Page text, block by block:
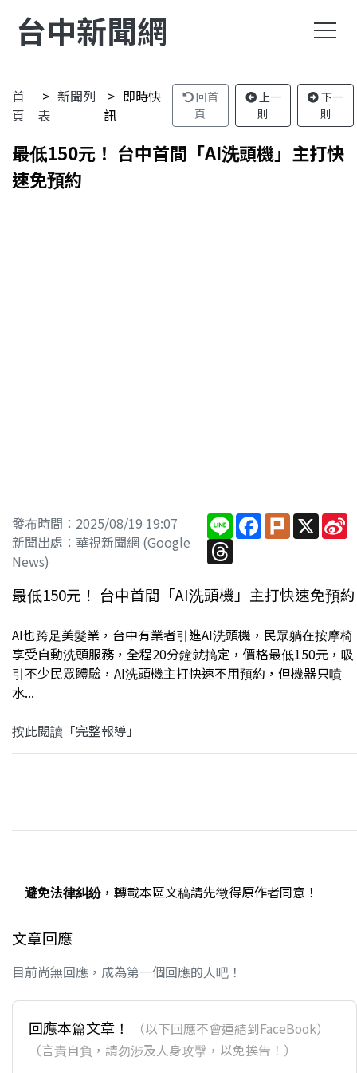
台中新聞網
首
頁
新聞列
表
即時快
訊
回首
頁
上一
則
下一
則
最低150元！ 台中首間「AI洗頭機」主打快
速免預約
發布時間：2025/08/19 19:07
新聞出處：華視新聞網 (Google
News)
LineFacebook
PlurkX
Threads
最低150元！ 台中首間「AI洗頭機」主打快速免預約
AI也跨足美髮業，台中有業者引進AI洗頭機，民眾躺在按摩椅
享受自動洗頭服務，全程20分鐘就搞定，價格最低150元，吸
引不少民眾體驗，AI洗頭機主打快速不用預約，但機器只噴
水...
按此閱讀「完整報導」
避免法律糾紛，轉載本區文稿請先徵得原作者同意！
文章回應
目前尚無回應，成為第一個回應的人吧！
回應本篇文章！
（以下回應不會連結到FaceBook）
（言責自負，請勿涉及人身攻擊，以免挨告！）